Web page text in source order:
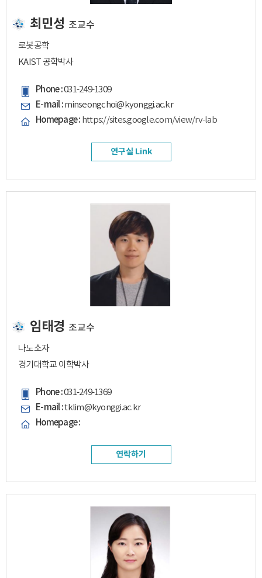
최민성 조교수
로봇공학
KAIST 공학박사
Phone :031-249-1309
E-mail :minseongchoi@kyonggi.ac.kr
Homepage : https://sites.google.com/view/rv-lab
연구실 Link
임태경 조교수
나노소자
경기대학교 이학박사
Phone :031-249-1369
E-mail :tklim@kyonggi.ac.kr
Homepage :
연락하기